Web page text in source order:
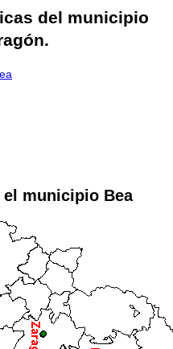
del municipio
municipio Bea